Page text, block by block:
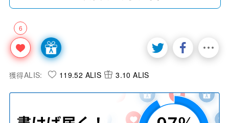
6
獲得ALIS: 119.52 ALIS 3.10 ALIS